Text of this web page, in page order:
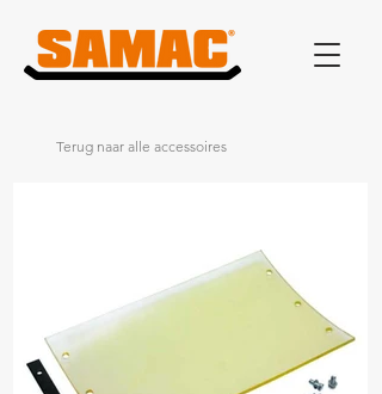
Terug naar alle accessoires